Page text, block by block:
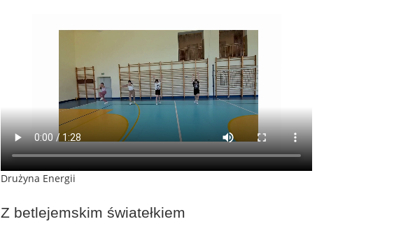
Drużyna Energii
Z betlejemskim światełkiem